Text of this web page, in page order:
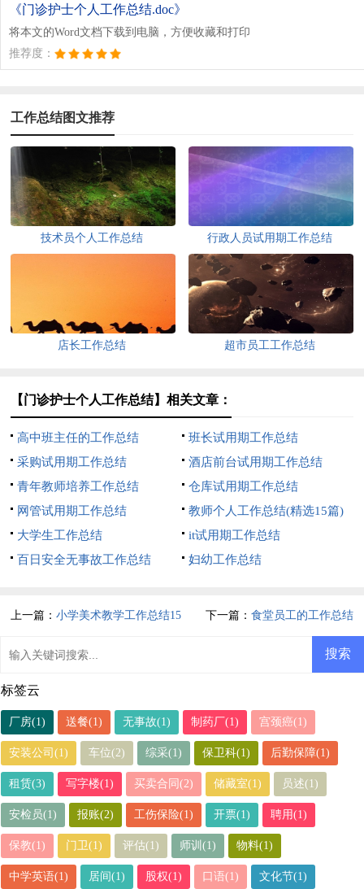
《门诊护士个人工作总结.doc》
将本文的Word文档下载到电脑，方便收藏和打印
推荐度：
工作总结图文推荐
技术员个人工作总结 行政人员试用期工作总结
店长工作总结 超市员工工作总结
【门诊护士个人工作总结】相关文章：
高中班主任的工作总结
班长试用期工作总结
采购试用期工作总结
酒店前台试用期工作总结
青年教师培养工作总结
仓库试用期工作总结
网管试用期工作总结
教师个人工作总结(精选15篇)
大学生工作总结
it试用期工作总结
百日安全无事故工作总结
妇幼工作总结
上一篇：小学美术教学工作总结15 下一篇： 食堂员工的工作总结
标签云
厂房(1) 送餐(1) 无事故(1) 制药厂(1) 宫颈癌(1)
安装公司(1) 车位(2) 综采(1) 保卫科(1) 后勤保障(1)
租赁(3) 写字楼(1) 买卖合同(2) 储藏室(1) 员述(1)
安检员(1) 报账(2) 工伤保险(1) 开票(1) 聘用(1)
保教(1) 门卫(1) 评估(1) 师训(1) 物料(1)
中学英语(1) 居间(1) 股权(1) 口语(1) 文化节(1)